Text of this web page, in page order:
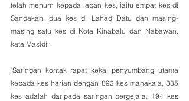
telah menurn kepada lapan kes, iaitu empat kes di
Sandakan, dua kes di Lahad Datu dan masing-
masing satu kes di Kota Kinabalu dan Nabawan,
kata Masidi.
"Saringan kontak rapat kekal penyumbang utama
kepada kes harian dengan 892 kes manakala, 385
kes adalah daripada saringan bergejala, 194 kes